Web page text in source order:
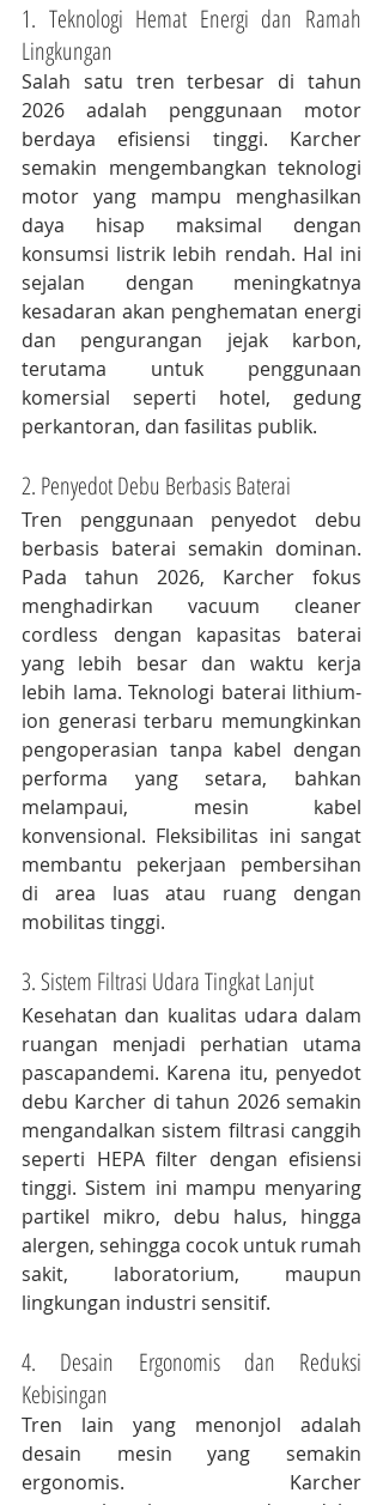
1. Teknologi Hemat Energi dan Ramah
Lingkungan
Salah satu tren terbesar di tahun
2026 adalah penggunaan motor
berdaya efisiensi tinggi. Karcher
semakin mengembangkan teknologi
motor yang mampu menghasilkan
daya hisap maksimal dengan
konsumsi listrik lebih rendah. Hal ini
sejalan dengan meningkatnya
kesadaran akan penghematan energi
dan pengurangan jejak karbon,
terutama untuk penggunaan
komersial seperti hotel, gedung
perkantoran, dan fasilitas publik.
2. Penyedot Debu Berbasis Baterai
Tren penggunaan penyedot debu
berbasis baterai semakin dominan.
Pada tahun 2026, Karcher fokus
menghadirkan vacuum cleaner
cordless dengan kapasitas baterai
yang lebih besar dan waktu kerja
lebih lama. Teknologi baterai lithium-
ion generasi terbaru memungkinkan
pengoperasian tanpa kabel dengan
performa yang setara, bahkan
melampaui, mesin kabel
konvensional. Fleksibilitas ini sangat
membantu pekerjaan pembersihan
di area luas atau ruang dengan
mobilitas tinggi.
3. Sistem Filtrasi Udara Tingkat Lanjut
Kesehatan dan kualitas udara dalam
ruangan menjadi perhatian utama
pascapandemi. Karena itu, penyedot
debu Karcher di tahun 2026 semakin
mengandalkan sistem filtrasi canggih
seperti HEPA filter dengan efisiensi
tinggi. Sistem ini mampu menyaring
partikel mikro, debu halus, hingga
alergen, sehingga cocok untuk rumah
sakit, laboratorium, maupun
lingkungan industri sensitif.
4. Desain Ergonomis dan Reduksi
Kebisingan
Tren lain yang menonjol adalah
desain mesin yang semakin
ergonomis. Karcher